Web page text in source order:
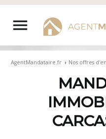
Aller
contenu
menu
AgentMandataire.fr › Nos offres